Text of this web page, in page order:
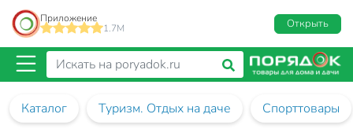
Приложение
1.7M
Открыть
Каталог Туризм. Отдых на даче Спорттовары